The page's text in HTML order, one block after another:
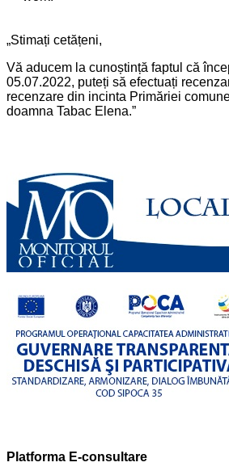
„Stimați cetățeni,
Vă aducem la cunoștință faptul că
05.07.2022, puteți să efectuați
recenzare din incinta Primăriei
doamna Tabac Elena.”
Platforma E-consultare